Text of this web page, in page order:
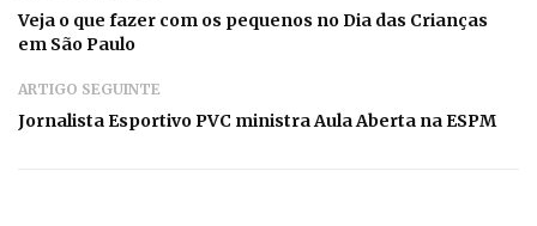
Veja o que fazer com os pequenos no Dia das Crianças
em São Paulo
ARTIGO SEGUINTE
Jornalista Esportivo PVC ministra Aula Aberta na ESPM